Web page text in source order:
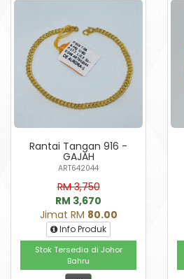
Rantai Tangan 916 -
GAJAH
ART642044
RM 3,750
RM 3,670
Jimat RM 80.00
Info Produk
Stok Tersedia di Johor
Bahru